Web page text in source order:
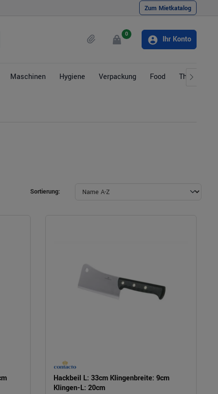
Zum Mietkatalog
0
Ihr Konto
Maschinen Hygiene Verpackung Food Themen
Sortierung:
Hackbeil L: 33cm Klingenbreite: 9cm
Klingen-L: 20cm